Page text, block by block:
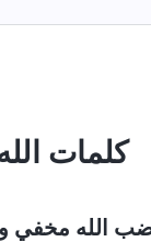
كلمات
الله مخفي